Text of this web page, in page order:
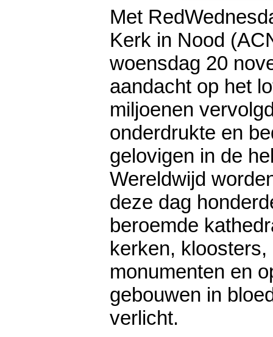
Met
Kerk in Nood
woensdag 20
aandacht op het
miljoenen
onderdrukte en
gelovigen in de
Wereldwijd
deze dag
beroemde
kerken, kloosters,
monumenten en
gebouwen in
verlicht.